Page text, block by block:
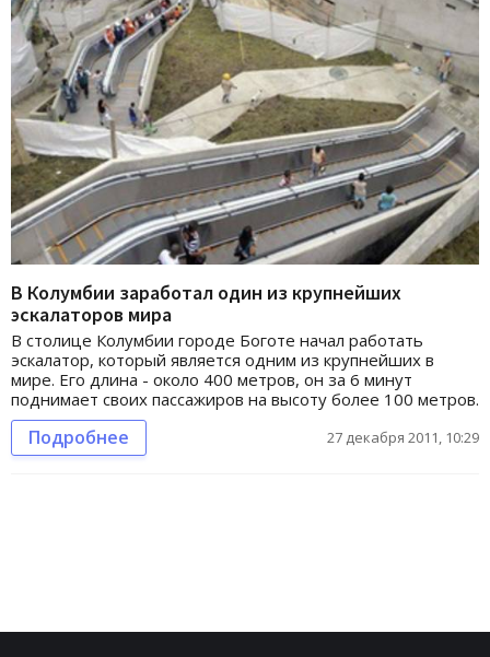
В Колумбии заработал один из крупнейших
эскалаторов мира
В столице Колумбии городе Боготе начал работать
эскалатор, который является одним из крупнейших в
мире. Его длина - около 400 метров, он за 6 минут
поднимает своих пассажиров на высоту более 100 метров.
Подробнее 27 декабря 2011, 10:29